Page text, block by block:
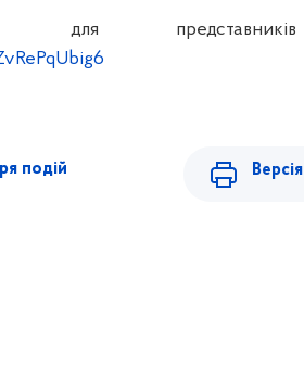
для
подій